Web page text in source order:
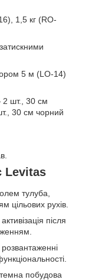
1,5 кг (RO-
5 м (LO-14)
2 шт., 30 см
30 см чорний
Levitas
тулуба,
цільових рухів.
після
побудова